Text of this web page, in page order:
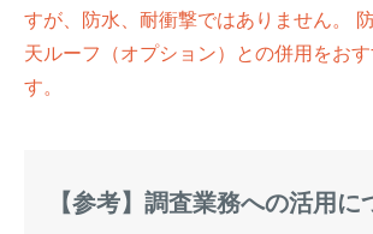
すが、防水、耐衝撃ではありません。
天ルーフ（オプション）との併用をお
す。
【参考】調査業務への活用に